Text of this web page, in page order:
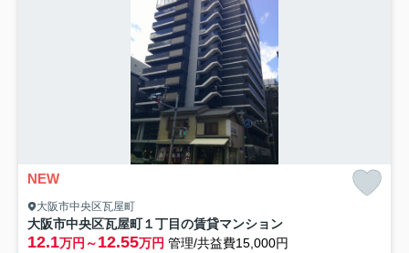
NEW
大阪市中央区瓦屋町
大阪市中央区瓦屋町１丁目の賃貸マンション
12.1万円～12.55万円 管理/共益費15,000円